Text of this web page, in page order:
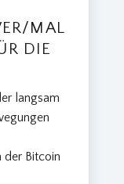
MAL
DIE
langsam
der Bitcoin